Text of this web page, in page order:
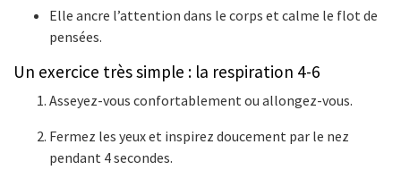
Elle ancre l’attention dans le corps et calme le flot de
pensées.
Un exercice très simple : la respiration 4-6
Asseyez-vous confortablement ou allongez-vous.
Fermez les yeux et inspirez doucement par le nez
pendant 4 secondes.